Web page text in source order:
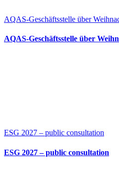
AQAS-Geschäftsstelle über
AQAS-Geschäftsstelle über
ESG 2027 – public consultation
ESG 2027 – public consultation